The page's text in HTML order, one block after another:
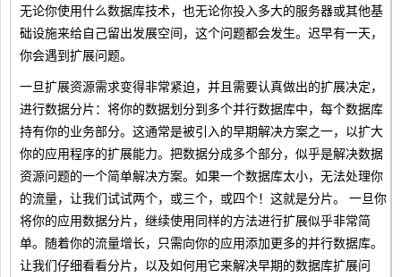
无论你使用什么数据库技术，也无论你投入多大的服务器或其他基
础设施来给自己留出发展空间，这个问题都会发生。迟早有一天，
你会遇到扩展问题。
一旦扩展资源需求变得非常紧迫，并且需要认真做出的扩展决定，
进行数据分片：将你的数据划分到多个并行数据库中，每个数据库
持有你的业务部分。这通常是被引入的早期解决方案之一，以扩大
你的应用程序的扩展能力。把数据分成多个部分，似乎是解决数据
资源问题的一个简单解决方案。如果一个数据库太小，无法处理你
的流量，让我们试试两个，或三个，或四个！这就是分片。 一旦你
将你的应用数据分片，继续使用同样的方法进行扩展似乎非常简
单。随着你的流量增长，只需向你的应用添加更多的并行数据库。
让我们仔细看看分片，以及如何用它来解决早期的数据库扩展问